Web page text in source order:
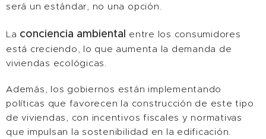
será un estándar, no una opción.
La conciencia ambiental entre los consumidores
está creciendo, lo que aumenta la demanda de
viviendas ecológicas.
Además, los gobiernos están implementando
políticas que favorecen la construcción de este tipo
de viviendas, con incentivos fiscales y normativas
que impulsan la sostenibilidad en la edificación.